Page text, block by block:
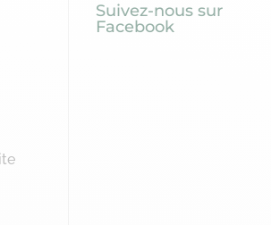
Suivez-nous sur
Facebook